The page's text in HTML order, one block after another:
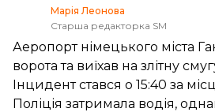
Марія Леонова
Старша редакторка SM
Аеропорт німецького міста
ворота та виїхав на злітну
Інцидент стався о 15:40 за
Поліція затримала водія,